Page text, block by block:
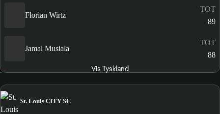
Florian Wirtz
TOT
89
Jamal Musiala
TOT
88
Vis Tyskland
St. Louis CITY SC